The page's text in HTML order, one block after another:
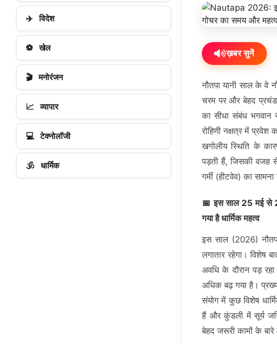
ख़बर सुनें
नौतपा यानी साल के वे
चरम पर और बेहद प्रचंड
का सीधा संबंध भगवान
रोहिणी नक्षत्र में
खगोलीय स्थिति के
पड़ती हैं, जिसकी वजह
गर्मी (हीटवेव) का
📅 इस साल 25 मई से
गया है धार्मिक महत्व
इस साल (2026)
लगातार रहेगा। विशेष
अवधि के दौरान पड़
अधिक बढ़ गया है।
संयोग में कुछ विशेष
हैं और कुंडली में सूर्य
बेहद जरूरी कामों के बारे
✈️ विदेश
⚽ खेल
🎬 मनोरंजन
📈 व्यापार
💻 टेक्नोलॉजी
🕉️ धार्मिक